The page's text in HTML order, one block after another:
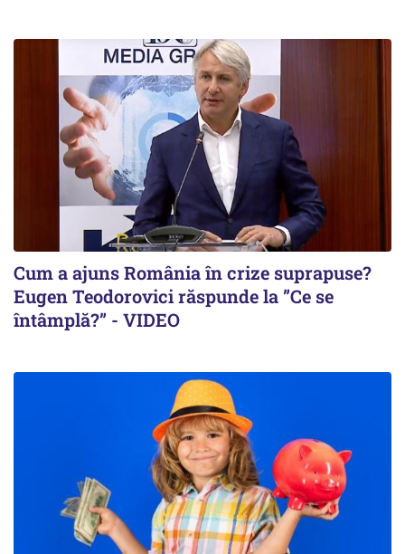
Cum a ajuns România în crize suprapuse?
Eugen Teodorovici răspunde la ”Ce se
întâmplă?” - VIDEO